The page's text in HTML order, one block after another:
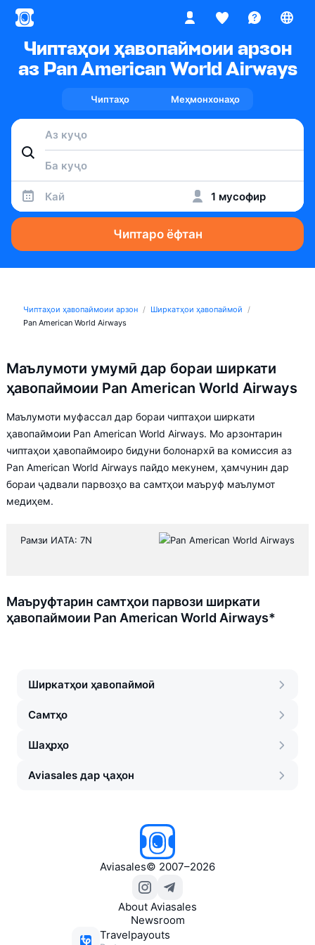
Чиптаҳои ҳавопаймоии арзон
аз Pan American World Airways
Чиптаҳо Меҳмонхонаҳо
Кай 1 мусофир
Чиптаро ёфтан
Чиптаҳои ҳавопаймоии арзон
Ширкатҳои ҳавопаймоӣ
Pan American World Airways
Маълумоти умумӣ дар бораи ширкати
ҳавопаймоии Pan American World Airways
Маълумоти муфассал дар бораи чиптаҳои ширкати
ҳавопаймоии Pan American World Airways. Мо арзонтарин
чиптаҳои ҳавопаймоиро бидуни болонархӣ ва комиссия аз
Pan American World Airways пайдо мекунем, ҳамчунин дар
бораи ҷадвали парвозҳо ва самтҳои маъруф маълумот
медиҳем.
Рамзи ИАТА: 7N
Маъруфтарин самтҳои парвози ширкати
ҳавопаймоии Pan American World Airways*
Ширкатҳои ҳавопаймоӣ
Самтҳо
Шаҳрҳо
Aviasales дар ҷаҳон
Aviasales© 2007–2026
About Aviasales
Newsroom
Travelpayouts